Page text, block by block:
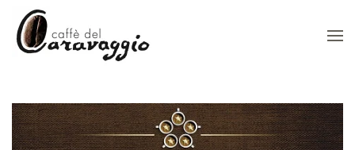
Skip to main content